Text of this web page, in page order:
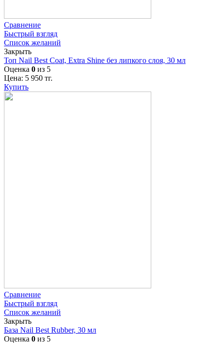
Сравнение
Быстрый взгляд
Список желаний
Закрыть
Топ Nail Best Coat, Extra Shine без липкого слоя, 30 мл
Оценка 0 из 5
Цена: 5 950 тг.
Купить
Сравнение
Быстрый взгляд
Список желаний
Закрыть
База Nail Best Rubber, 30 мл
Оценка 0 из 5